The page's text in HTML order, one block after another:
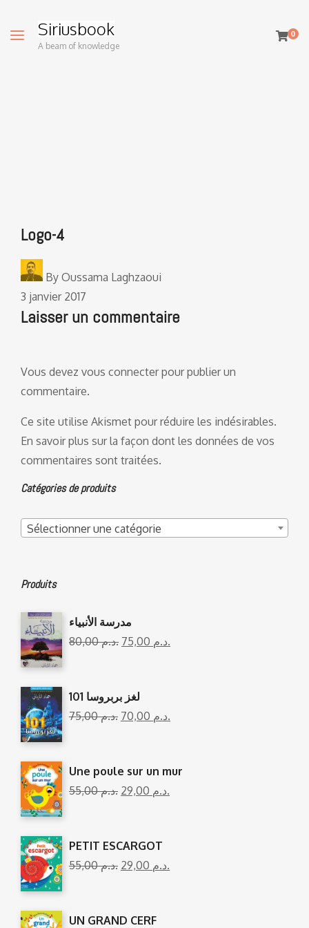
Siriusbook
A beam of knowledge
0
Logo-4
By Oussama Laghzaoui
3 janvier 2017
Laisser un commentaire
Vous devez vous connecterpour publier un
commentaire.
Ce site utilise Akismet pour réduire les indésirables.
En savoir plus sur la façon dont les données de vos
commentaires sont traitées.
Catégories de produits
Sélectionner une catégorie
Produits
مدرسة الأنبياء
80,00
د.م. 75,00 د.م.
101 لغز بربروسا
75,00
د.م. 70,00 د.م.
Une poule sur un mur
55,00
د.م. 29,00 د.م.
PETIT ESCARGOT
55,00
د.م. 29,00 د.م.
UN GRAND CERF